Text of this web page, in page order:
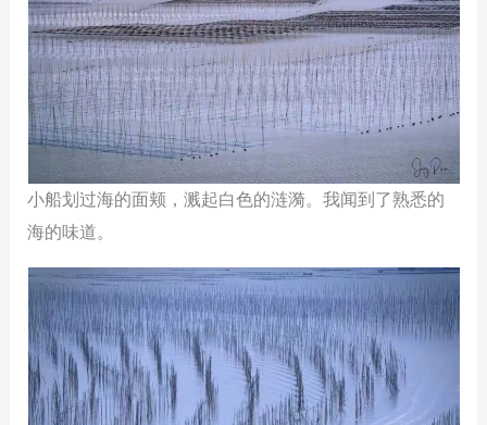
小船划过海的面颊，溅起白色的涟漪。我闻到了熟悉的
海的味道。